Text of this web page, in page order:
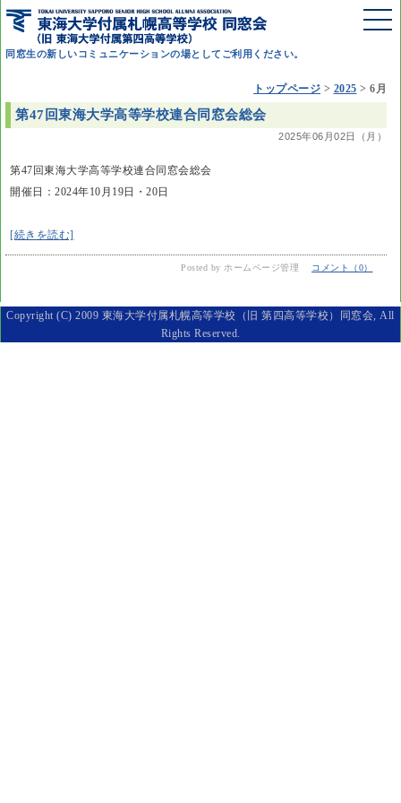
同窓生の新しいコミュニケーションの場としてご利用ください。
トップページ > 2025 > 6月
第47回東海大学高等学校連合同窓会総会
2025年06月02日（月）
第47回東海大学高等学校連合同窓会総会
開催日：2024年10月19日・20日
[続きを読む]
Posted by ホームページ管理 コメント（0）
Copyright (C) 2009 東海大学付属札幌高等学校（旧 第四高等学校）同窓会, All
Rights Reserved.